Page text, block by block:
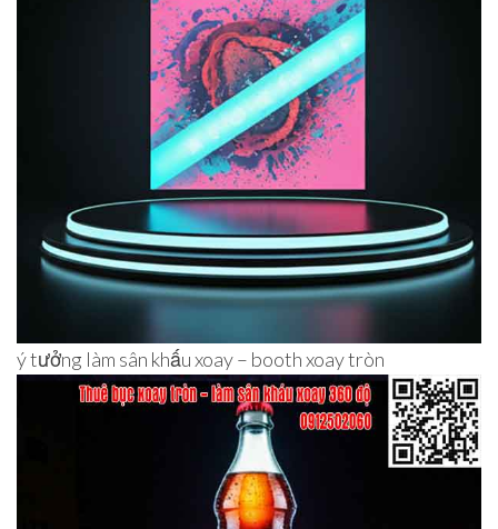
ý tưởng làm sân khấu xoay – booth xoay tròn